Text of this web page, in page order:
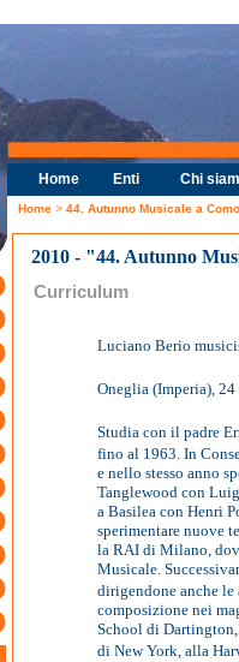
Home Enti Chi
Home > 44. Autunno Musicale a Como
2010 - "44. Autunno
Curriculum
Luciano Berio
Oneglia (Imperia),
Studia con il padre
fino al 1963. In
e nello stesso anno
Tanglewood con
a Basilea con Henri
sperimentare nuove
la RAI di Milano,
Musicale.
dirigendone anche
composizione nei
School di
di New York, alla